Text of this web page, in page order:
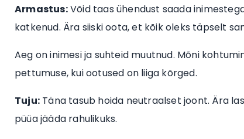
Armastus:Võid taas ühendust saada
katkenud. Ära siiski oota, et kõik oleks täpselt
Aeg on inimesi ja suhteid muutnud. Mõni
pettumuse, kui ootused on liiga kõrged.
Tuju: Täna tasub hoida neutraalset joont. Ära
püüa jääda rahulikuks.